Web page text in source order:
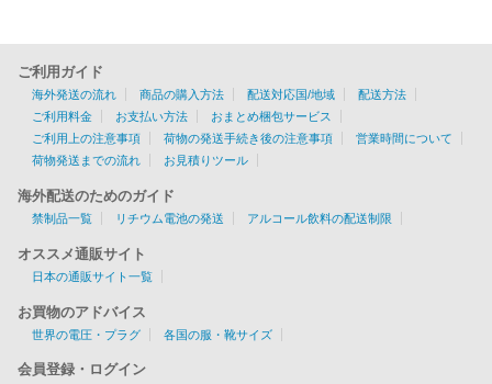
ご利用ガイド
海外発送の流れ 商品の購入方法 配送対応国/地域
配送方法
ご利用料金
お支払い方法
おまとめ梱包サービス
ご利用上の注意事項
荷物の発送手続き後の注意事項
営業時間について
荷物発送までの流れ
お見積りツール
海外配送のためのガイド
禁制品一覧 リチウム電池の発送 アルコール飲料の配送制限
オススメ通販サイト
日本の通販サイト一覧
お買物のアドバイス
世界の電圧・プラグ 各国の服・靴サイズ
会員登録・ログイン